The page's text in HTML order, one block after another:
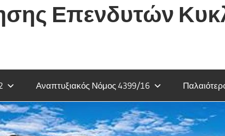
Επενδυτών
Αναπτυξιακός Νόμος 4399/16